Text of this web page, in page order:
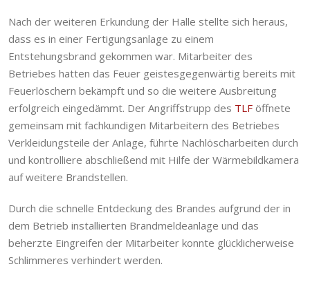
Nach der weiteren Erkundung der Halle stellte sich heraus,
dass es in einer Fertigungsanlage zu einem
Entstehungsbrand gekommen war. Mitarbeiter des
Betriebes hatten das Feuer geistesgegenwärtig bereits mit
Feuerlöschern bekämpft und so die weitere Ausbreitung
erfolgreich eingedämmt. Der Angriffstrupp des TLF öffnete
gemeinsam mit fachkundigen Mitarbeitern des Betriebes
Verkleidungsteile der Anlage, führte Nachlöscharbeiten durch
und kontrolliere abschließend mit Hilfe der Wärmebildkamera
auf weitere Brandstellen.
Durch die schnelle Entdeckung des Brandes aufgrund der in
dem Betrieb installierten Brandmeldeanlage und das
beherzte Eingreifen der Mitarbeiter konnte glücklicherweise
Schlimmeres verhindert werden.